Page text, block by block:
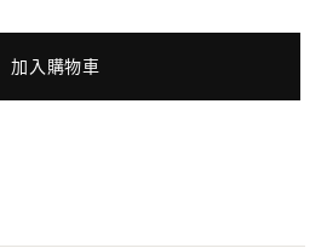
加入購物車